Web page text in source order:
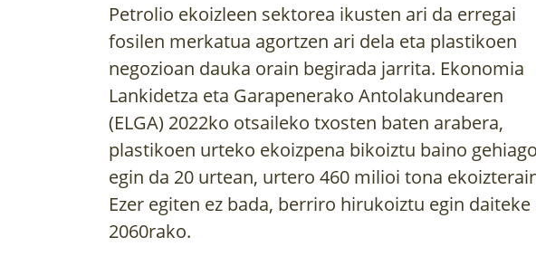
Petrolio ekoizleen sektorea ikusten ari da erregai
fosilen merkatua agortzen ari dela eta plastikoen
negozioan dauka orain begirada jarrita. Ekonomia
Lankidetza eta Garapenerako Antolakundearen
(ELGA) 2022ko otsaileko txosten baten arabera,
plastikoen urteko ekoizpena bikoiztu baino gehiago
egin da 20 urtean, urtero 460 milioi tona
Ezer egiten ez bada, berriro hirukoiztu egin daiteke
2060rako.